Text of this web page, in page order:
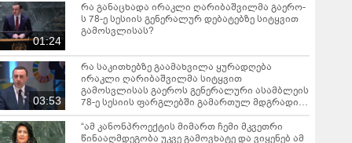
01:24
რა განაცხადა ირაკლი ღარიბაშვილმა გაერო-
ს 78-ე სესიის გენერალურ დებატებზე სიტყვით
გამოსვლისას?
03:53
რა საკითხებზე გაამახვილა ყურადღება
ირაკლი ღარიბაშვილმა სიტყვით
გამოსვლისას გაეროს გენერალური ასამბლეის
78-ე სესიის ფარგლებში გამართულ მდგრადი
განვითარების სამიტზე?
“ამ კანონპროექტის მიმართ ჩემი მკვეთრი
წინააღმდეგობა უკვე გამოვხატე და ვიყენებ ამ